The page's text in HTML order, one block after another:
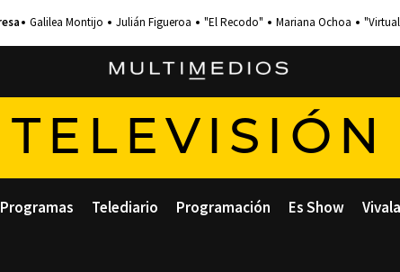
Galilea Montijo Julián Figueroa "El Recodo" Mariana Ochoa
TELEVISIÓN
Programas Telediario Programación Es Show